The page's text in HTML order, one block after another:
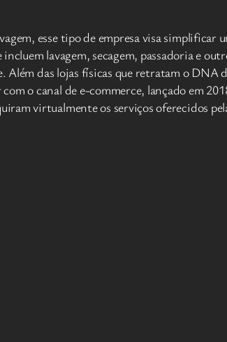
esse tipo de empresa visa simplificar
lavagem, secagem, passadoria e
das lojas físicas que retratam o DNA
o canal de e-commerce, lançado em
virtualmente os serviços oferecidos